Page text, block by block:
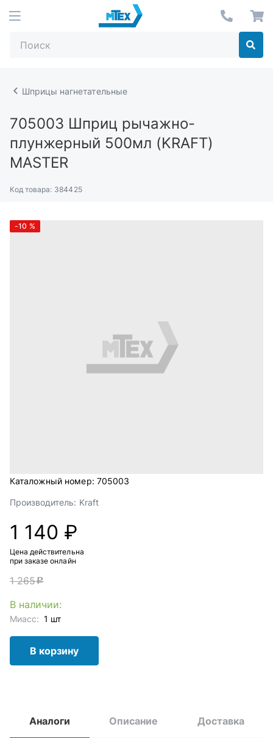
Шприцы нагнетательные
705003 Шприц рычажно-
плунжерный 500мл (KRAFT)
MASTER
Код товара: 384425
-10 %
Каталожный номер: 705003
Производитель: Kraft
1 140 ₽
Цена действительна
при заказе онлайн
1 265c
В наличии:
Миасс: 1 шт
В корзину
Аналоги Описание Доставка